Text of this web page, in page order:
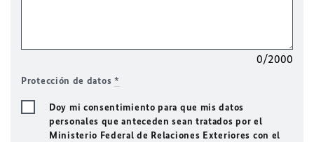
0/2000
Protección de datos *
Doy mi consentimiento para que mis datos
personales que anteceden sean tratados por el
Ministerio Federal de Relaciones Exteriores con el